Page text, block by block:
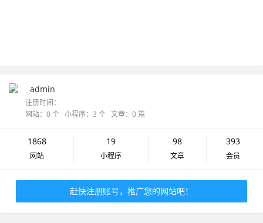
admin
注册时间：
网站：0 个 小程序：3 个 文章：0 篇
1868
网站
19
小程序
98
文章
393
会员
赶快注册账号，推广您的网站吧！